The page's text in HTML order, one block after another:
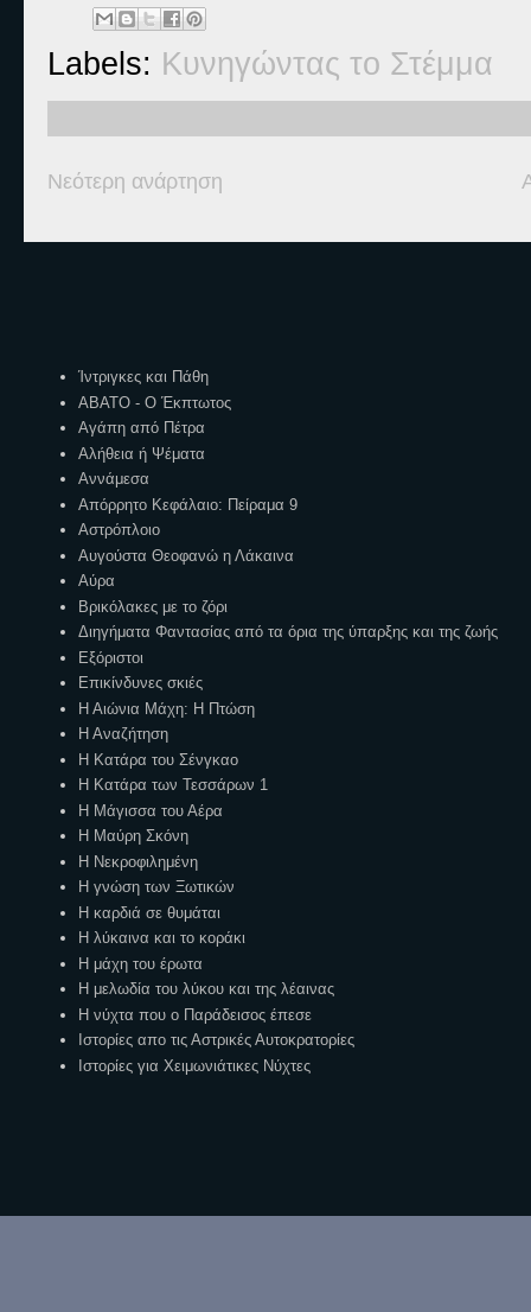
Labels: Κυνηγώντας το Στέμμα
Νεότερη ανάρτηση
Ίντριγκες και Πάθη
ΑΒΑΤΟ - Ο Έκπτωτος
Αγάπη από Πέτρα
Αλήθεια ή Ψέματα
Αννάμεσα
Απόρρητο Κεφάλαιο: Πείραμα 9
Αστρόπλοιο
Αυγούστα Θεοφανώ η Λάκαινα
Αύρα
Βρικόλακες με το ζόρι
Διηγήματα Φαντασίας από τα όρια της ύπαρξης και της ζωής
Εξόριστοι
Επικίνδυνες σκιές
Η Αιώνια Μάχη: Η Πτώση
Η Αναζήτηση
Η Κατάρα του Σένγκαο
Η Κατάρα των Τεσσάρων 1
Η Μάγισσα του Αέρα
Η Μαύρη Σκόνη
Η Νεκροφιλημένη
Η γνώση των Ξωτικών
Η καρδιά σε θυμάται
Η λύκαινα και το κοράκι
Η μάχη του έρωτα
Η μελωδία του λύκου και της λέαινας
Η νύχτα που ο Παράδεισος έπεσε
Ιστορίες απο τις Αστρικές Αυτοκρατορίες
Ιστορίες για Χειμωνιάτικες Νύχτες